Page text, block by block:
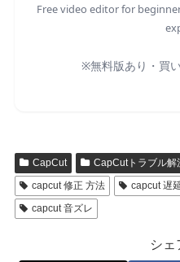
Free video editor for
※無料版あり・買
CapCut CapCutトラブル解
capcut 修正 方法
capcut 遅
capcut 音ズレ
シェ